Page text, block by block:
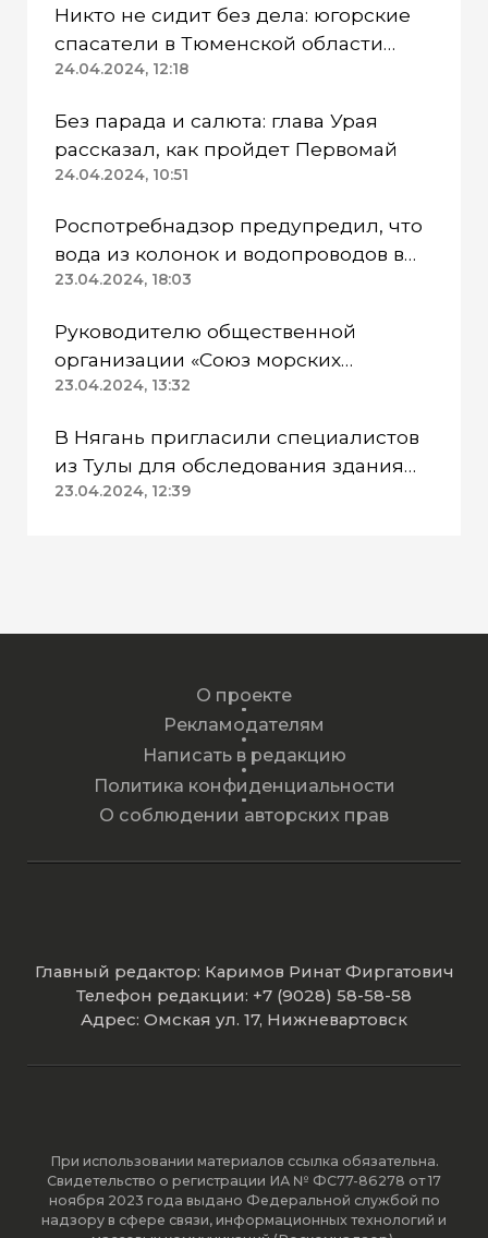
Никто не сидит без дела: югорские
спасатели в Тюменской области
работают в две смены
24.04.2024, 12:18
Без парада и салюта: глава Урая
рассказал, как пройдет Первомай
24.04.2024, 10:51
Роспотребнадзор предупредил, что
вода из колонок и водопроводов в
Казанском районе непригодна для
23.04.2024, 18:03
Руководителю общественной
организации «Союз морских
пехотинцев» Югры вынесли
23.04.2024, 13:32
В Нягань пригласили специалистов
из Тулы для обследования здания
ДК «Геолог»
23.04.2024, 12:39
О проекте
Рекламодателям
Написать в редакцию
Политика конфиденциальности
О соблюдении авторских прав
Главный редактор: Каримов Ринат Фиргатович
Телефон редакции: +7 (9028) 58-58-58
Адрес: Омская ул. 17, Нижневартовск
При использовании материалов ссылка обязательна.
Свидетельство о регистрации ИА № ФС77-86278 от 17
ноября 2023 года выдано Федеральной службой по
надзору в сфере связи, информационных технологий и